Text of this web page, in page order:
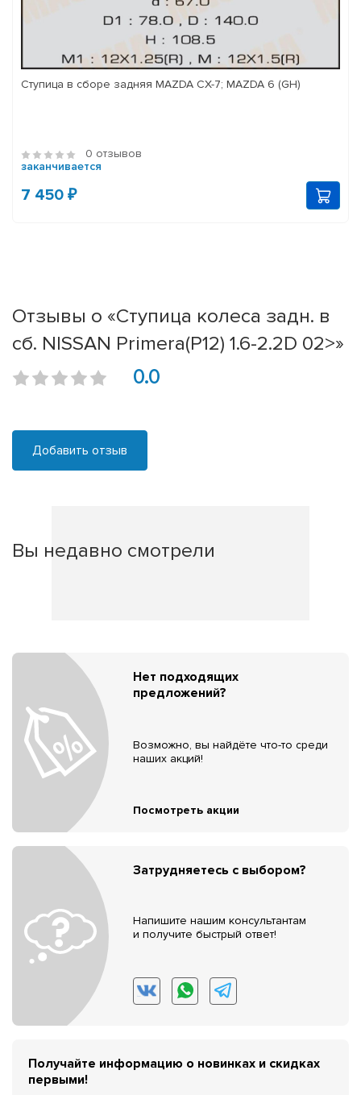
Ступица в сборе задняя MAZDA CX-7; MAZDA 6 (GH)
0 отзывов
заканчивается
7 450 ₽
Отзывы о «Ступица колеса задн. в
сб. NISSAN Primera(P12) 1.6-2.2D 02>»
0.0
Добавить отзыв
Вы недавно смотрели
Нет подходящих
предложений?
Возможно, вы найдёте что-то среди
наших акций!
Посмотреть акции
Затрудняетесь с выбором?
Напишите нашим консультантам
и получите быстрый ответ!
Получайте информацию о новинках и скидках
первыми!